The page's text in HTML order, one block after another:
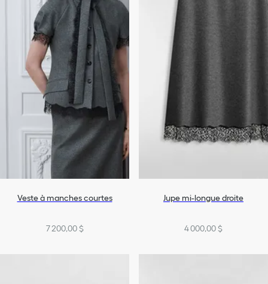
Veste à manches courtes
7 200,00 $
Jupe mi-longue droite
4 000,00 $